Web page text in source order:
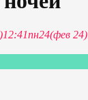
12:41пн24(фев 24)